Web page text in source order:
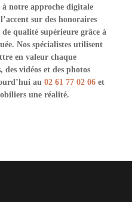
notre approche digitale
sur des honoraires
qualité supérieure grâce à
Nos spécialistes utilisent
en valeur chaque
vidéos et des photos
au 02 61 77 02 06 et
une réalité.